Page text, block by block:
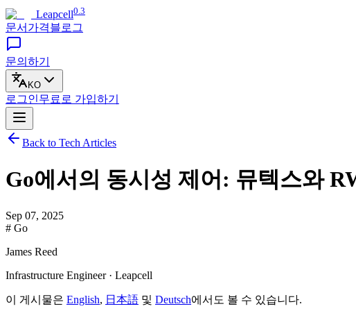
Leapcell0.3
문서 가격블로그
문의하기
KO
로그인무료로 가입하기
Back to Tech Articles
Go에서의 동시성 제어: 뮤텍스와
Sep 07, 2025
# Go
James Reed
Infrastructure Engineer · Leapcell
이 게시물은 English, 日本語 및 Deutsch에서도 볼 수 있습니다.